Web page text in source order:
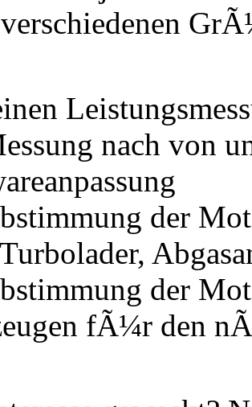
nach von
der
der
fÃ¼r den